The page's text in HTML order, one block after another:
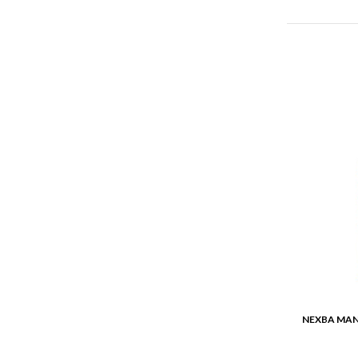
Ilość
Ilość
Ilość
NEXBA